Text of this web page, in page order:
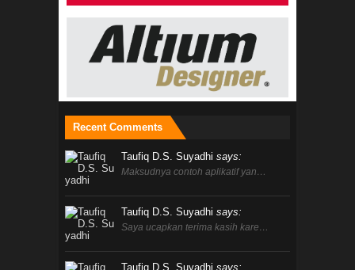
Recent Comments
Taufiq D.S. Suyadhi says:
Maksudnya contoh aplikatif yan…
Taufiq D.S. Suyadhi says:
Saya ucapkan terima kasih kare…
Taufiq D.S. Suyadhi says: